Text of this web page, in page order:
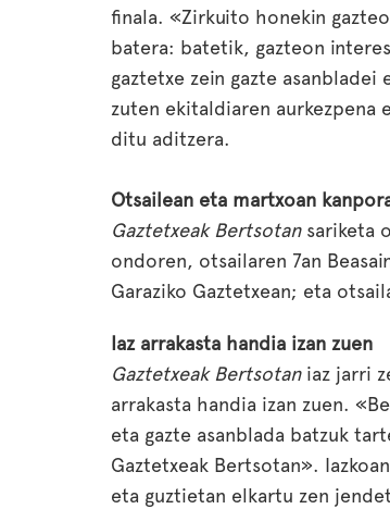
finala. «Zirkuito honekin
batera: batetik, gazteon
gaztetxe zein gazte asanbladei
zuten ekitaldiaren aurkezpena
ditu aditzera.
Otsailean eta martxoan
Gaztetxeak Bertsotansariketa
ondoren, otsailaren 7an
Garaziko Gaztetxean; eta
Iaz arrakasta handia izan zuen
Gaztetxeak Bertsotaniaz jarri
arrakasta handia izan zuen.
eta gazte asanblada batzuk
Gaztetxeak Bertsotan».
eta guztietan elkartu zen